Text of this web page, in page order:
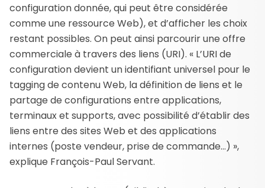
configuration donnée, qui peut être considérée
comme une ressource Web), et d’afficher les choix
restant possibles. On peut ainsi parcourir une offre
commerciale à travers des liens (URI). « L’URI de
configuration devient un identifiant universel pour le
tagging de contenu Web, la définition de liens et le
partage de configurations entre applications,
terminaux et supports, avec possibilité d’établir des
liens entre des sites Web et des applications
internes (poste vendeur, prise de commande…) »,
explique François-Paul Servant.